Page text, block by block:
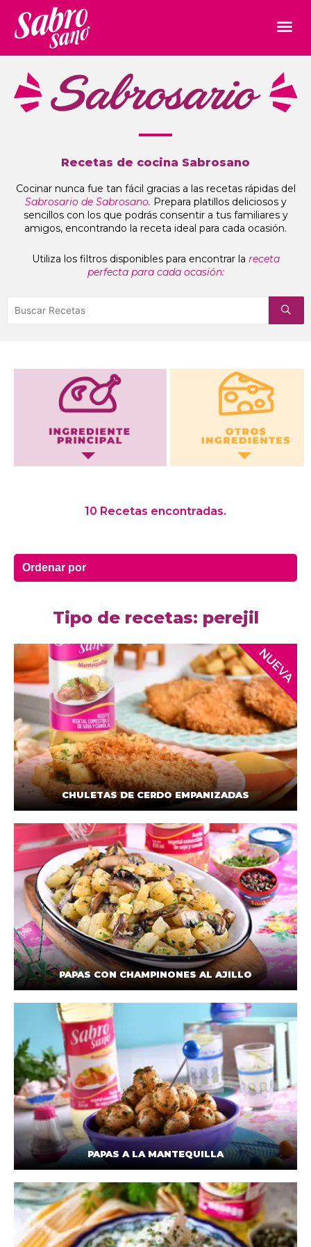
Recetas de cocina Sabrosano
Cocinar nunca fue tan fácil gracias a las recetas rápidas del
Sabrosario de Sabrosano. Prepara platillos deliciosos y
sencillos con los que podrás consentir a tus familiares y
amigos, encontrando la receta ideal para cada ocasión.
Utiliza los filtros disponibles para encontrar la receta
perfecta para cada ocasión:
Otros Ingredientes
10 Recetas encontradas.
Tipo de recetas: perejil
CHULETAS DE CERDO EMPANIZADAS
PAPAS CON CHAMPINONES AL AJILLO
PAPAS A LA MANTEQUILLA